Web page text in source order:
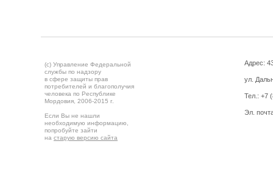
(c) Управление Федеральной
службы по надзору
в сфере защиты прав
потребителей и благополучия
человека по Республике
Мордовия, 2006-2015 г.
Если Вы не нашли
необходимую информацию,
попробуйте зайти
на старую версию сайта
Адрес:
ул.
Тел.: +7
Эл.